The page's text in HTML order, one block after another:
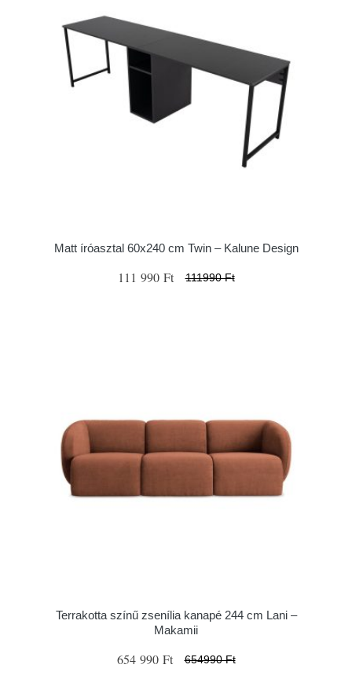
Matt íróasztal 60x240 cm Twin – Kalune Design
111 990 Ft 111990 Ft
Terrakotta színű zsenília kanapé 244 cm Lani –
Makamii
654 990 Ft 654990 Ft